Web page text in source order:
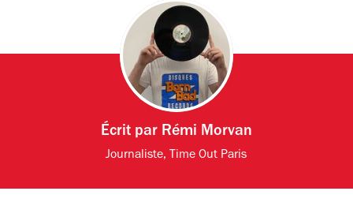
Écrit par Rémi Morvan
Journaliste, Time Out Paris